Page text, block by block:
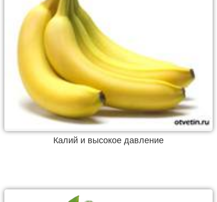
Калий и высокое давление